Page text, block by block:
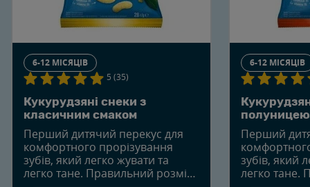
6-12 МІСЯЦІВ
5 (35)
Кукурудзяні снеки з
класичним смаком
Перший дитячий перекус для
комфортного прорізування
зубів, який легко жувати та
легко тане. Правильний розмір,
6-12 МІСЯЦІВ
Перший
зубів, який
легко тане.